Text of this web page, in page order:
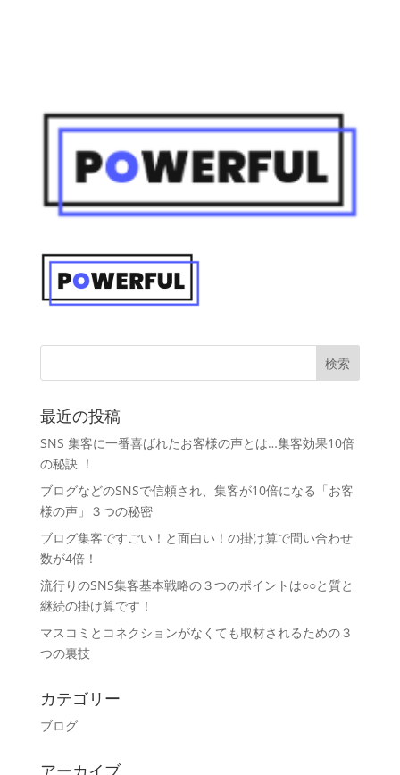
最近の投稿
SNS 集客に一番喜ばれたお客様の声とは…集客効果10倍
の秘訣 ！
ブログなどのSNSで信頼され、集客が10倍になる「お客
様の声」３つの秘密
ブログ集客ですごい！と面白い！の掛け算で問い合わせ
数が4倍！
流行りのSNS集客基本戦略の３つのポイントは○○と質と
継続の掛け算です！
マスコミとコネクションがなくても取材されるための３
つの裏技
カテゴリー
ブログ